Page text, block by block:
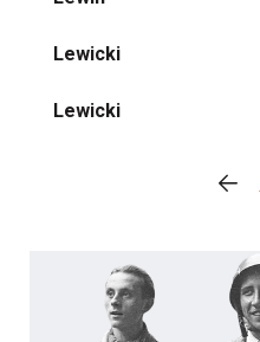
Lewicki
Lewicki